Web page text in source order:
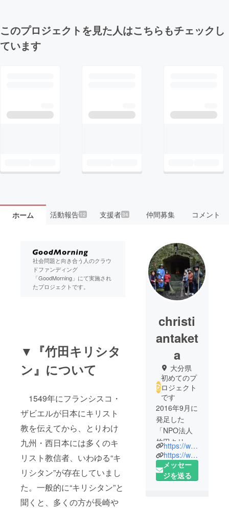
このプロジェクトを見た人はこちらもチェックし
ています
ホーム 活動報告12 支援者34 仲間募集 コメント
社会問題と向き合う人のクラウ
ドファンディング
「GoodMorning」にて実施され
たプロジェクトです。
▼『竹田キリシタ
ン』について
1549年にフランシスコ・
ザビエルが日本にキリスト
教を伝えてから、とりわけ
九州・西日本には多くのキ
リスト教信者、いわゆる“キ
リシタン”が存在していまし
た。一般的に“キリシタン”と
聞くと、多くの方が長崎や
christi
antaket
a
大分県
初めてのプ
ロジェクト
です
2016年9月に
発足した
「NPO法人
竹田キリシ
タン未来計
画」です。
竹田は、藩
https://www.taketan.jp/christian-taketa/index.html
https://www.facebook.com/taketamisterio/
メッセー
ジを送る